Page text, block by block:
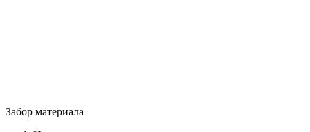
Забор материала